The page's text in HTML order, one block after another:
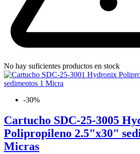
No hay suficientes productos en stock
-30%
Cartucho SDC-25-3005
Polipropileno 2.5"x30"
Micras